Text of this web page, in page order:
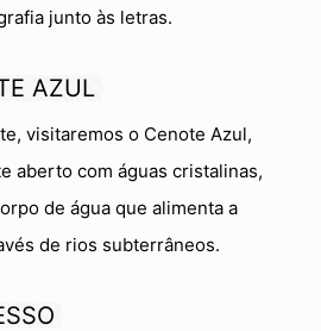
junto às letras.
AZUL
visitaremos o Cenote Azul,
aberto com águas cristalinas,
de água que alimenta a
de rios subterrâneos.